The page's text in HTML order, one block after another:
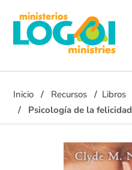
Inicio Recursos
Libros
Psicología de la felicidad